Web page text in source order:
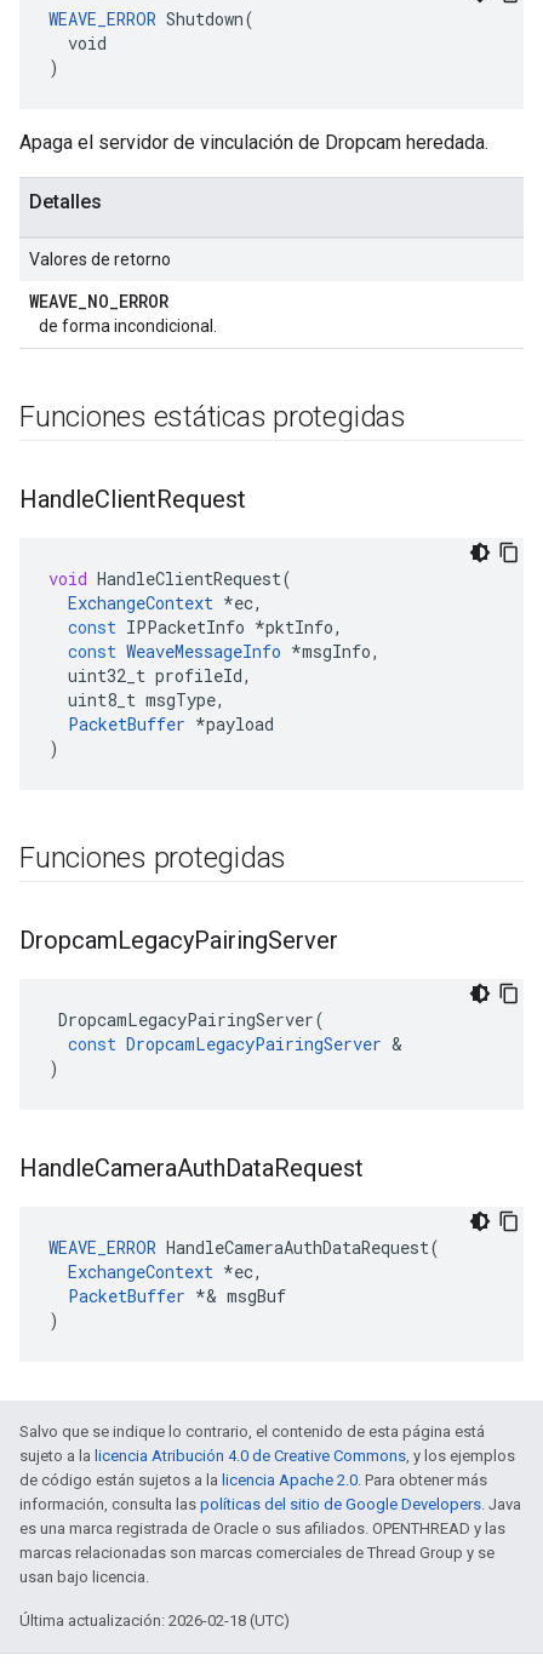
WEAVE_ERROR Shutdown(
  void
)
Apaga el servidor de vinculación de Dropcam heredada.
Detalles
Valores de retorno
WEAVE_NO_ERROR
de forma incondicional.
Funciones estáticas protegidas
HandleClientRequest
void HandleClientRequest(
ExchangeContext *ec,
const IPPacketInfo *pktInfo,
const WeaveMessageInfo *msgInfo,
uint32_t profileId,
uint8_t msgType,
PacketBuffer *payload
)
Funciones protegidas
DropcamLegacyPairingServer
DropcamLegacyPairingServer(
const DropcamLegacyPairingServer &
)
HandleCameraAuthDataRequest
WEAVE_ERROR HandleCameraAuthDataRequest(
ExchangeContext *ec,
PacketBuffer *& msgBuf
)
Salvo que se indique lo contrario, el contenido de esta página está
sujeto a la licencia Atribución 4.0 de Creative Commons, y los ejemplos
de código están sujetos a la licencia Apache 2.0. Para obtener más
información, consulta las políticas del sitio de Google Developers. Java
es una marca registrada de Oracle o sus afiliados. OPENTHREAD y las
marcas relacionadas son marcas comerciales de Thread Group y se
usan bajo licencia.
Última actualización: 2026-02-18 (UTC)